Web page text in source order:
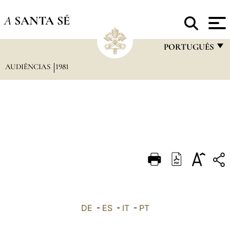
A SANTA SÉ
PORTUGUÊS
DEUTSCH
AUDIÊNCIAS 1981
DE - ES- IT- PT